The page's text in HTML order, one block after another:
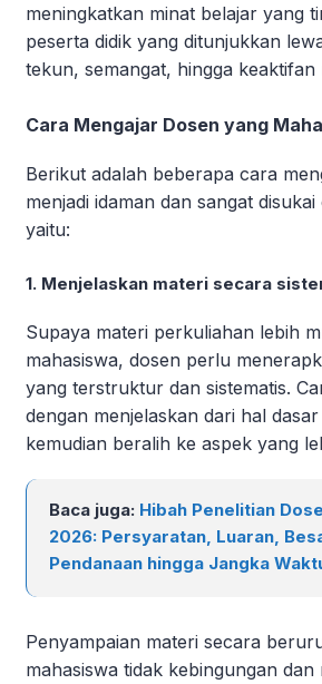
meningkatkan minat belajar yang
peserta didik yang ditunjukkan
tekun, semangat, hingga keaktifan
Cara Mengajar Dosen yang
Berikut adalah beberapa cara
menjadi idaman dan sangat
yaitu:
1. Menjelaskan materi secara
Supaya materi perkuliahan lebih
mahasiswa, dosen perlu
yang terstruktur dan sistematis.
dengan menjelaskan dari hal
kemudian beralih ke aspek yang
Baca juga: Hibah Penelitian
2026: Persyaratan, Luaran,
Pendanaan hingga Jangka
Penyampaian materi secara
mahasiswa tidak kebingungan